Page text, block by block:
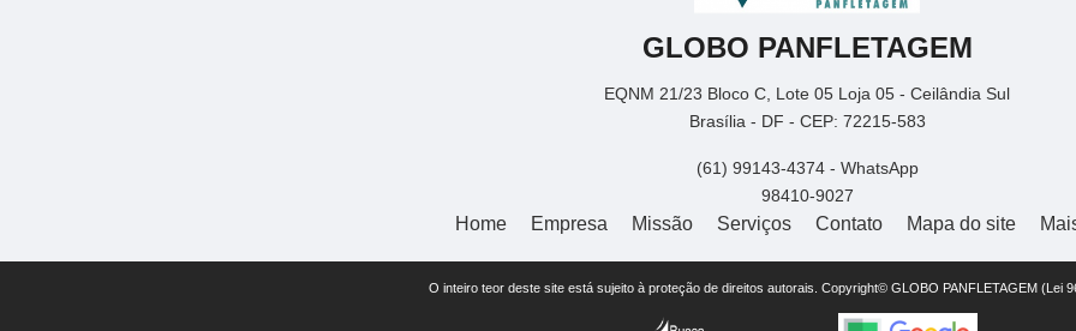
GLOBO PANFLETAGEM
EQNM 21/23 Bloco C, Lote 05 Loja 05 - Ceilândia Sul
Brasília - DF - CEP: 72215-583
(61) 99143-4374 - WhatsApp
98410-9027
Home Empresa Missão Serviços Contato Mapa do site
O inteiro teor deste site está sujeito à proteção de direitos autorais. Copyright© GLOBO PANFLETAGEM (Lei